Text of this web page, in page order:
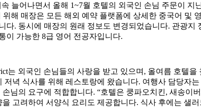
늘어나면서 올해 1~7월 호텔의 외국인 손님 주문이 지
해 매장은 모든 해외 예약 플랫폼에 상세한 중국어 및
. 동시에 매장의 원래 정보도 변경되었습니다. 관광
이 가능한 8급 영어 전공자입니다.
는 외국인 손님들의 사랑을 받고 있으며, 올여름 호
녁 식사를 위해 레스토랑에 왔습니다. 여행사 담당자
님의 요구에 적합합니다. “호텔은 쿵파오치킨, 새송이
고려하여 서양식 요리도 제공합니다. 식사 후에는 샐